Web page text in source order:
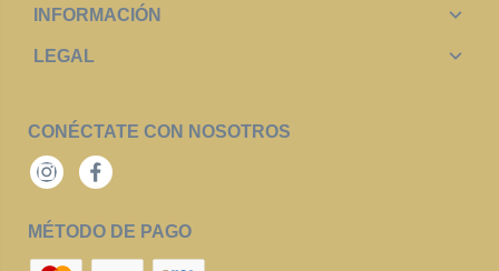
INFORMACIÓN
LEGAL
CONÉCTATE CON NOSOTROS
InstagramFacebook
MÉTODO DE PAGO